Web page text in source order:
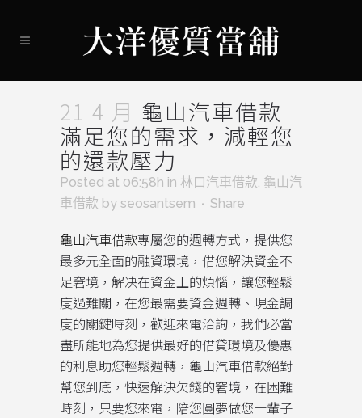
21 4 月 龜山汽車借款
滿足您的需求，減輕您
的還款壓力
Posted at 06:58h in 林口汽車借款, 龜山汽
車借款 by seosantsem Share
龜山汽車借款專屬您的週轉方式，提供您
最多元全面的融資環境，借您解決資金不
足窘境，解决在資金上的煩惱，讓您輕鬆
度過難關，在您最需要資金週轉、現金調
度的關鍵時刻，歡迎來電洽詢，我們必當
盡所能地為您提供最好的借貸環境及優惠
的利息助您輕鬆週轉，龜山汽車借款絕對
幫您到底，快速解決欠錢的窘境，在困難
時刻，只要您來電，陪您圓夢做您一輩子